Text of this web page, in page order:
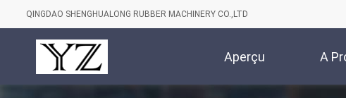
QINGDAO SHENGHUALONG RUBBER MACHINERY CO.,LTD
Aperçu A